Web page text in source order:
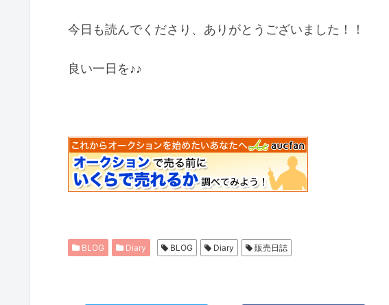
今日も読んでくださり、ありがとうございました！！
良い一日を♪♪
BLOG Diary BLOG Diary 販売日誌